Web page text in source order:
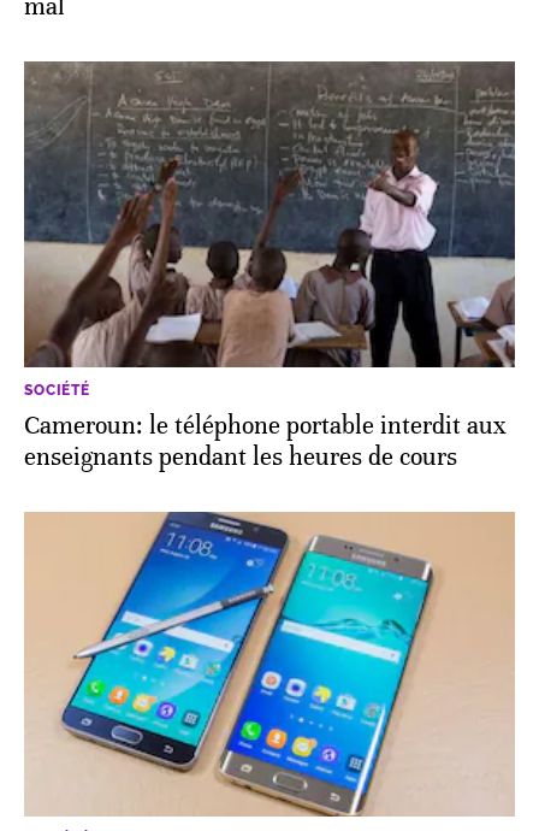
mal
SOCIÉTÉ
Cameroun: le téléphone portable interdit aux
enseignants pendant les heures de cours